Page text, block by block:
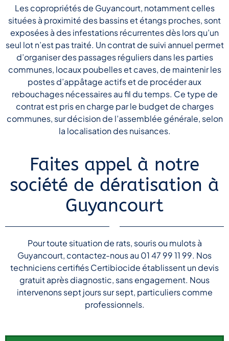
Les copropriétés de Guyancourt, notamment celles
situées à proximité des bassins et étangs proches, sont
exposées à des infestations récurrentes dès lors qu’un
seul lot n’est pas traité. Un contrat de suivi annuel permet
d’organiser des passages réguliers dans les parties
communes, locaux poubelles et caves, de maintenir les
postes d’appâtage actifs et de procéder aux
rebouchages nécessaires au fil du temps. Ce type de
contrat est pris en charge par le budget de charges
communes, sur décision de l’assemblée générale, selon
la localisation des nuisances.
Faites appel à notre
société de dératisation à
Guyancourt
Pour toute situation de rats, souris ou mulots à
Guyancourt, contactez-nous au 01 47 99 11 99. Nos
techniciens certifiés Certibiocide établissent un devis
gratuit après diagnostic, sans engagement. Nous
intervenons sept jours sur sept, particuliers comme
professionnels.